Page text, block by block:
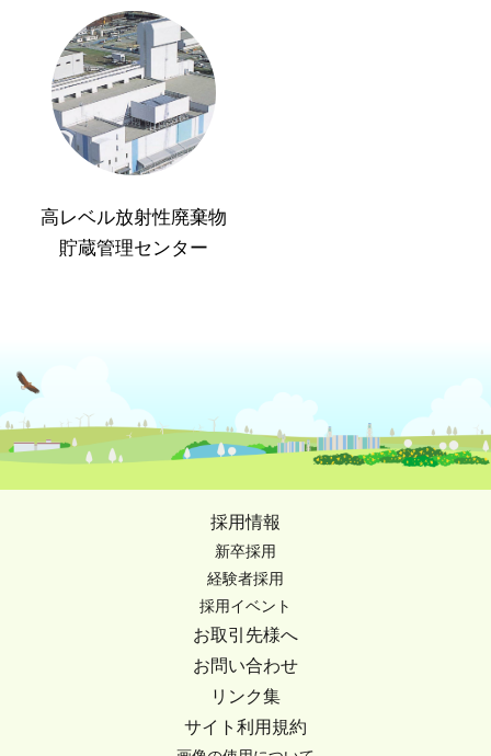
高レベル放射性廃棄物
貯蔵管理センター
採用情報
新卒採用
経験者採用
採用イベント
お取引先様へ
お問い合わせ
リンク集
サイト利用規約